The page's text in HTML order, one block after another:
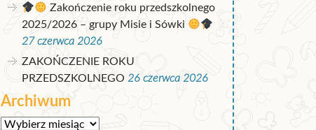
Zakończenie roku przedszkolnego
2025/2026 – grupy Misie i Sówki
27 czerwca 2026
ZAKOŃCZENIE ROKU
PRZEDSZKOLNEGO 26 czerwca 2026
Archiwum
Archiwum